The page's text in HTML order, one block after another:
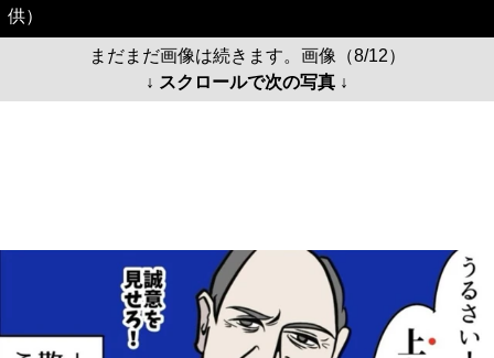
供）
まだまだ画像は続きます。画像（8/12）
↓ スクロールで次の写真 ↓